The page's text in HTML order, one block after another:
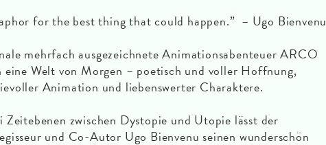
for the best thing that could happen.” – Ugo Bienvenu
mehrfach ausgezeichnete Animationsabenteuer ARCO
Welt von Morgen – poetisch und voller Hoffnung,
Animation und liebenswerter Charaktere.
Zeitebenen zwischen Dystopie und Utopie lässt der
und Co-Autor Ugo Bienvenu seinen wunderschön